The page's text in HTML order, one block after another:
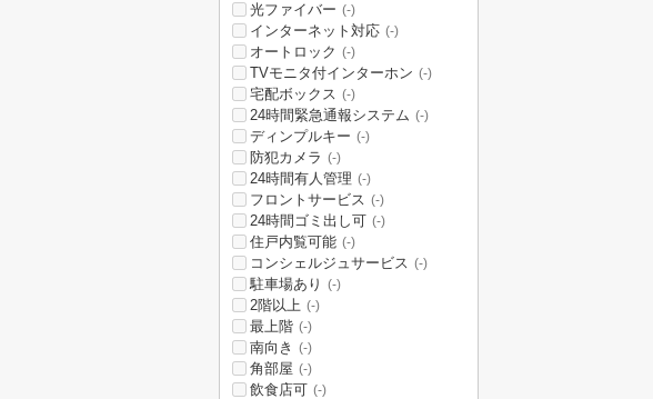
光ファイバー (-)
インターネット対応 (-)
オートロック (-)
TVモニタ付インターホン (-)
宅配ボックス (-)
24時間緊急通報システム (-)
ディンプルキー (-)
防犯カメラ (-)
24時間有人管理 (-)
フロントサービス (-)
24時間ゴミ出し可 (-)
住戸内覧可能 (-)
コンシェルジュサービス (-)
駐車場あり (-)
2階以上 (-)
最上階 (-)
南向き (-)
角部屋 (-)
飲食店可 (-)